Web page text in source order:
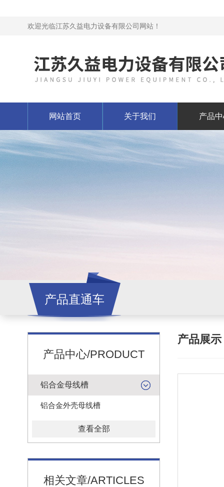
欢迎光临江苏久益电力设备有限公司网站！
网站首页 关于我们 产品
产品直通车
产品中心/PRODUCT
铝合金母线槽
铝合金外壳母线槽
查看全部
相关文章/ARTICLES
产品展示